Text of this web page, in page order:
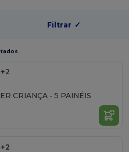
Filtrar ✓
+2
CRIANÇA - 5 PAINÉIS
+2